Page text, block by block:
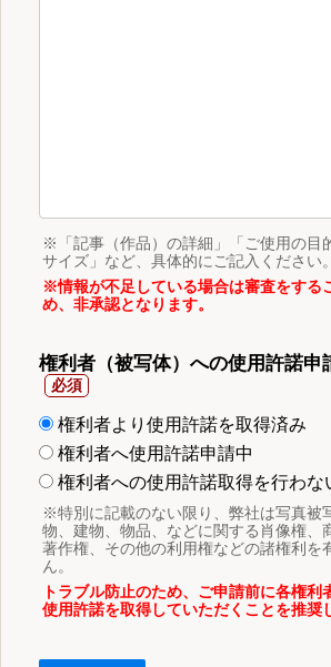
※「記事（作品）の詳細」「ご使用の目
サイズ」など、具体的にご記入ください。
※情報が不足している場合は審査をする
め、非承認となります。
権利者（被写体）への使用許諾申
権利者より使用許諾を取得済み
権利者へ使用許諾申請中
権利者への使用許諾取得を行わな
※特別に記載のない限り、弊社は写真被
物、建物、物品、などに関する肖像権、
著作権、その他の利用権などの諸権利を
ん。
トラブル防止のため、ご申請前に各権利
使用許諾を取得していただくことを推奨